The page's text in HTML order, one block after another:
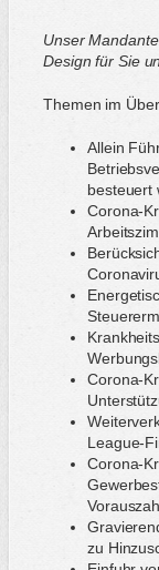
Unser
Design für Sie
Themen im
Allein
besteuert
Corona-
Corona-
League-
Corona-
zu